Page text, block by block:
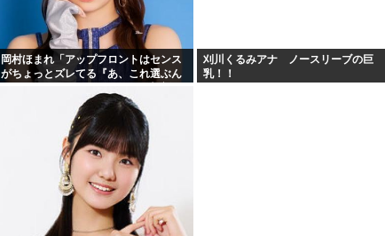
岡村ほまれ「アップフロントはセンス
がちょっとズレてる『あ、これ選ぶん
刈川くるみアナ ノースリーブの巨
乳！！